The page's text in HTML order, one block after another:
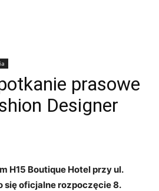
prasowe
Designer
H15 Boutique Hotel przy ul.
się oficjalne rozpoczęcie 8.